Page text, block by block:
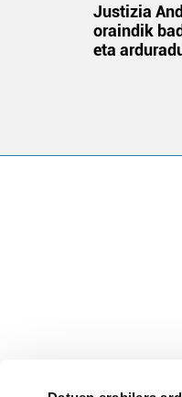
Justizia
oraindik
eta